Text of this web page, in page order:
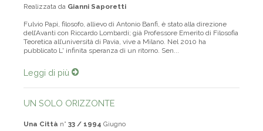
Realizzata da Gianni Saporetti
Fulvio Papi, filosofo, allievo di Antonio Banfi, è stato alla direzione
dell’Avanti con Riccardo Lombardi; già Professore Emerito di Filosofia
Teoretica all’università di Pavia, vive a Milano. Nel 2010 ha
pubblicato L' infinita speranza di un ritorno. Sen...
Leggi di più
UN SOLO ORIZZONTE
Una Città n° 33 / 1994 Giugno